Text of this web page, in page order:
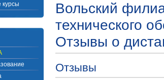
курсы
Вольский
технического
Отзывы о
Отзывы